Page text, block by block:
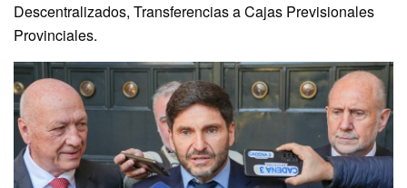
Descentralizados, Transferencias a Cajas Previsionales
Provinciales.